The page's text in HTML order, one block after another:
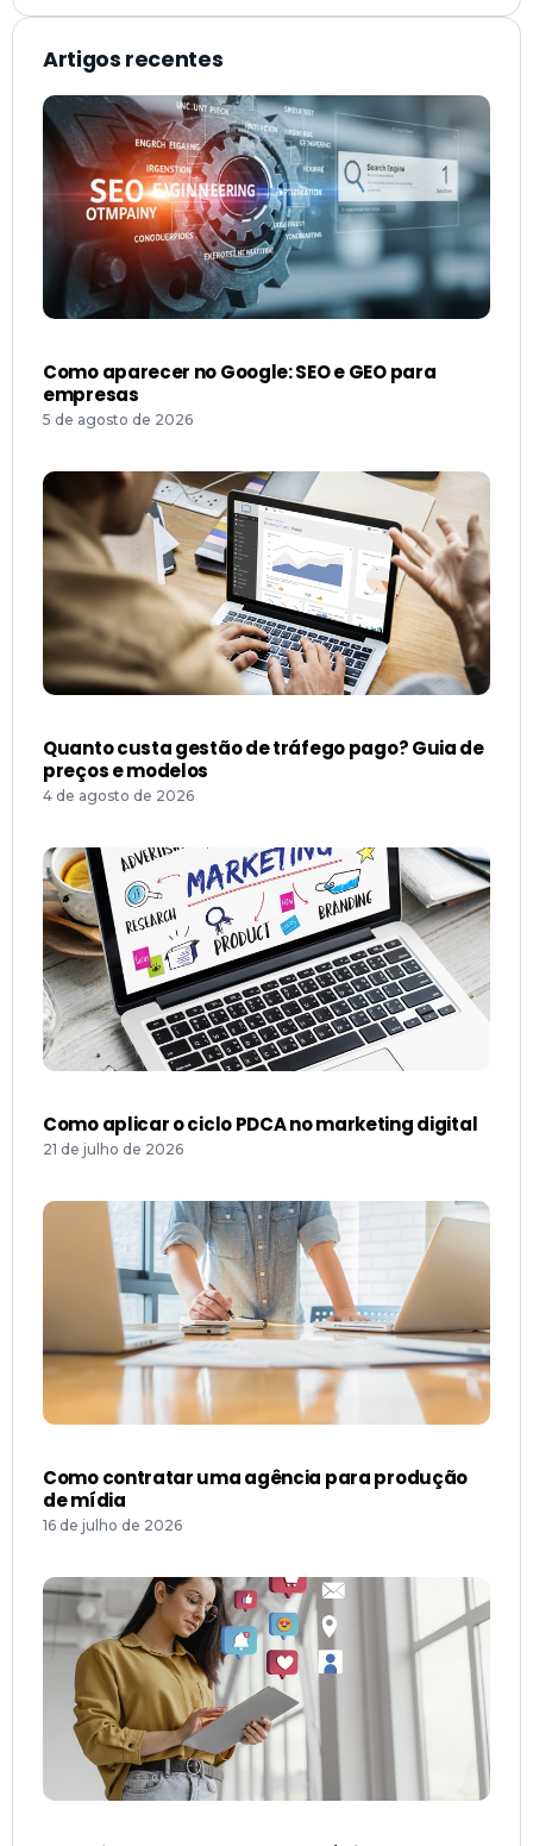
empresas
5 de agosto de 2026
Quanto custa gestão de tráfego pago? Guia de
preços e modelos
4 de agosto de 2026
Como aplicar o ciclo PDCA no marketing digital
21 de julho de 2026
de mídia
16 de julho de 2026
Uma visão sobre gestão estratégica de redes
sociais
15 de julho de 2026